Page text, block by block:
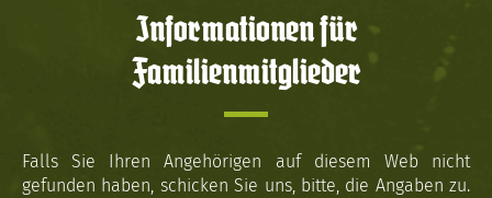
Informationen für
Familienmitglieder
Falls Sie Ihren Angehörigen auf diesem Web nicht
gefunden haben, schicken Sie uns, bitte, die Angaben zu.